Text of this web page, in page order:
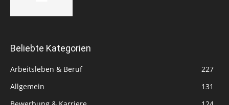
Beliebte Kategorien
Arbeitsleben & Beruf
227
Allgemein
131